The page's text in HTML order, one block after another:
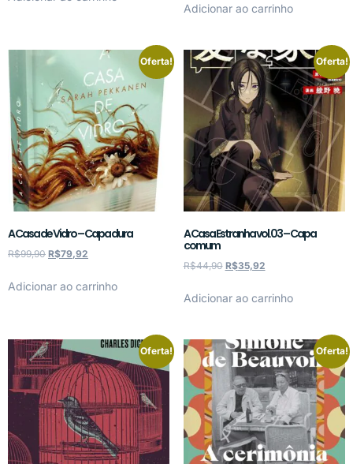
Adicionar ao carrinho
Oferta!
A Casa de Vidro – Capa dura
R$99,90 R$79,92
Adicionar ao carrinho
Oferta!
A Casa Estranha vol.03 – Capa
comum
R$44,90 R$35,92
Adicionar ao carrinho
Oferta! Oferta!